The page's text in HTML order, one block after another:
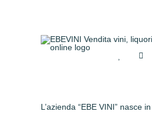
L’azienda “EBE VINI” nasce